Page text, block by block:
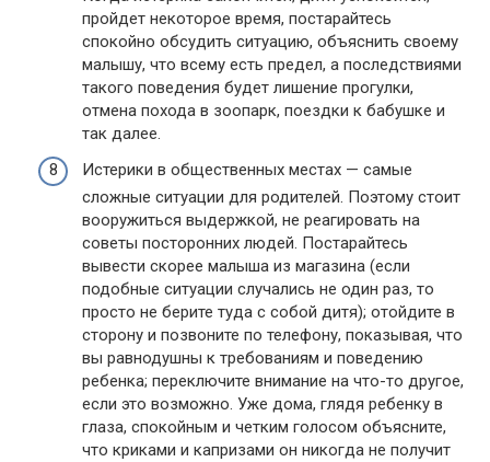
пройдет некоторое время, постарайтесь
спокойно обсудить ситуацию, объяснить своему
малышу, что всему есть предел, а последствиями
такого поведения будет лишение прогулки,
отмена похода в зоопарк, поездки к бабушке и
так далее.
Истерики в общественных местах — самые
сложные ситуации для родителей. Поэтому стоит
вооружиться выдержкой, не реагировать на
советы посторонних людей. Постарайтесь
вывести скорее малыша из магазина (если
подобные ситуации случались не один раз, то
просто не берите туда с собой дитя); отойдите в
сторону и позвоните по телефону, показывая, что
вы равнодушны к требованиям и поведению
ребенка; переключите внимание на что-то другое,
если это возможно. Уже дома, глядя ребенку в
глаза, спокойным и четким голосом объясните,
что криками и капризами он никогда не получит